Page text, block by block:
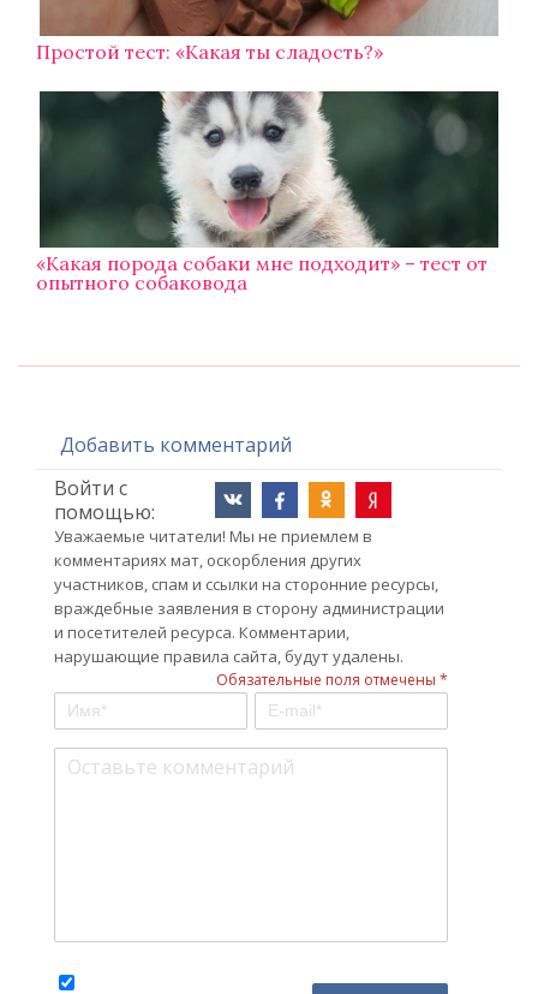
Простой тест: «Какая ты сладость?»
«Какая порода собаки мне подходит» – тест от
опытного собаковода
Добавить комментарий
Войти с
помощью:
Уважаемые читатели! Мы не приемлем в
комментариях мат, оскорбления других
участников, спам и ссылки на сторонние ресурсы,
враждебные заявления в сторону администрации
и посетителей ресурса. Комментарии,
нарушающие правила сайта, будут удалены.
Обязательные поля отмечены *